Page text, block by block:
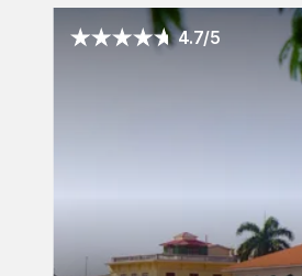
4.7/5